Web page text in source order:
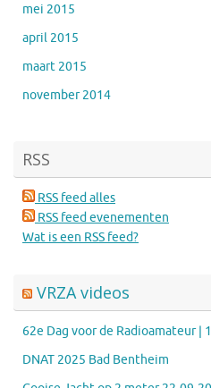
mei 2015
april 2015
maart 2015
november 2014
RSS
RSS feed alles
RSS feed evenementen
Wat is een RSS feed?
VRZA videos
62e Dag voor de Radioamateur |
DNAT 2025 Bad Bentheim